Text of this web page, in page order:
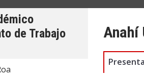
SOCIOLOGÍA
TRABAJO SOCIAL
de Trabajo
Anahí